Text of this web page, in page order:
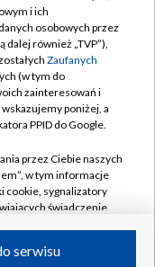
i ich
osobowych przez
dalej również „TVP”),
Zaufanych
(w tym do
zainteresowań i
poniżej, a
PPID do Google.
przez Ciebie naszych
w tym informacje
cookie, sygnalizatory
świadczenie
serwisu